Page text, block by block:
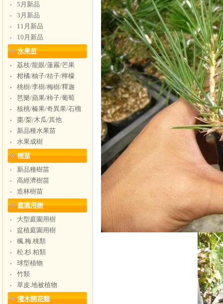
‧
5月新品
‧
3月新品
‧
11月新品
‧
10月新品
水果苗
‧
荔枝/龍眼/蓮霧/芒果
‧
柑橘/柚子/桔子/檸檬
‧
桃樹/李樹/梅樹/釋迦
‧
芭樂/蘋果/柿子/葡萄
‧
核桃/榛果/奇異果/石榴
‧
棗/梨/木瓜/其他
‧
新品種水果苗
‧
水果成樹
樹苗
‧
新品種樹苗
‧
高經濟樹苗
‧
造林樹苗
庭園用樹
‧
大型庭園用樹
‧
盆植庭園用樹
‧
楓.梅.桃類
‧
松.杉.柏類
‧
球型植物
‧
竹類
‧
草皮.地被植物
灌木開花類